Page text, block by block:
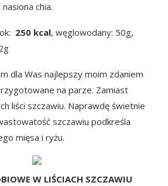
chia.
250 kcal, węglowodany: 50g,
dla Was najlepszy moim zdaniem
na parze. Zamiast
liści szczawiu. Naprawdę świetnie
szczawiu podkreśla
mięsa i ryżu.
W LIŚCIACH SZCZAWIU